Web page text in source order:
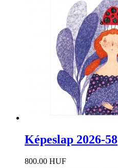
Képeslap 2026-58
800.00 HUF